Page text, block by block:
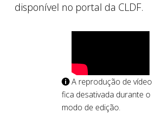
disponível no portal da CLDF.
A reprodução de vídeo
fica desativada durante o
modo de edição.